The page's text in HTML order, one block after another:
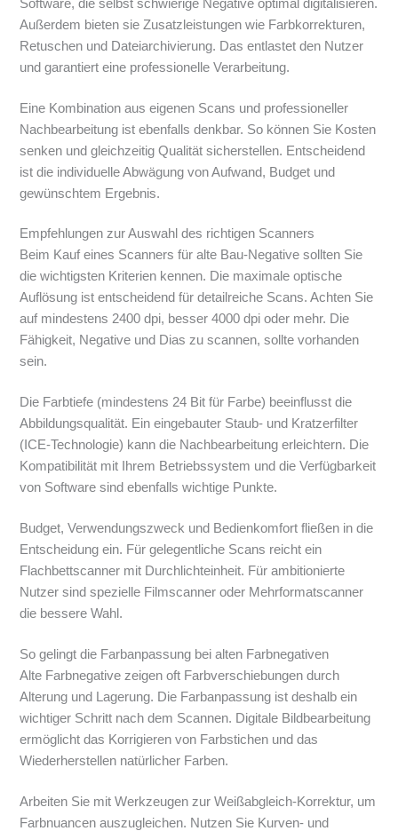
Software, die selbst schwierige Negative optimal digitalisieren.
Außerdem bieten sie Zusatzleistungen wie Farbkorrekturen,
Retuschen und Dateiarchivierung. Das entlastet den Nutzer
und garantiert eine professionelle Verarbeitung.
Eine Kombination aus eigenen Scans und professioneller
Nachbearbeitung ist ebenfalls denkbar. So können Sie Kosten
senken und gleichzeitig Qualität sicherstellen. Entscheidend
ist die individuelle Abwägung von Aufwand, Budget und
gewünschtem Ergebnis.
Empfehlungen zur Auswahl des richtigen Scanners
Beim Kauf eines Scanners für alte Bau-Negative sollten Sie
die wichtigsten Kriterien kennen. Die maximale optische
Auflösung ist entscheidend für detailreiche Scans. Achten Sie
auf mindestens 2400 dpi, besser 4000 dpi oder mehr. Die
Fähigkeit, Negative und Dias zu scannen, sollte vorhanden
sein.
Die Farbtiefe (mindestens 24 Bit für Farbe) beeinflusst die
Abbildungsqualität. Ein eingebauter Staub- und Kratzerfilter
(ICE-Technologie) kann die Nachbearbeitung erleichtern. Die
Kompatibilität mit Ihrem Betriebssystem und die Verfügbarkeit
von Software sind ebenfalls wichtige Punkte.
Budget, Verwendungszweck und Bedienkomfort fließen in die
Entscheidung ein. Für gelegentliche Scans reicht ein
Flachbettscanner mit Durchlichteinheit. Für ambitionierte
Nutzer sind spezielle Filmscanner oder Mehrformatscanner
die bessere Wahl.
So gelingt die Farbanpassung bei alten Farbnegativen
Alte Farbnegative zeigen oft Farbverschiebungen durch
Alterung und Lagerung. Die Farbanpassung ist deshalb ein
wichtiger Schritt nach dem Scannen. Digitale Bildbearbeitung
ermöglicht das Korrigieren von Farbstichen und das
Wiederherstellen natürlicher Farben.
Arbeiten Sie mit Werkzeugen zur Weißabgleich-Korrektur, um
Farbnuancen auszugleichen. Nutzen Sie Kurven- und